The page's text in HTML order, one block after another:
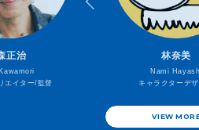
正治
エイター/監督
林奈美
Nami
キャラクターデザ
VIEW